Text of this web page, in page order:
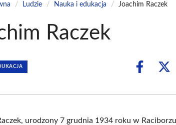
/ Ludzie / Nauka i edukacja / Joachim Raczek
Raczek
Share
urodzony 7 grudnia 1934 roku w